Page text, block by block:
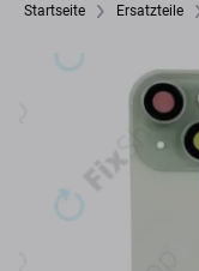
Startseite Ersatzteile